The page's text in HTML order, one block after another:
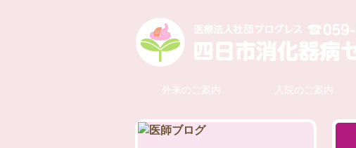
外来のご案内 入院のご案内